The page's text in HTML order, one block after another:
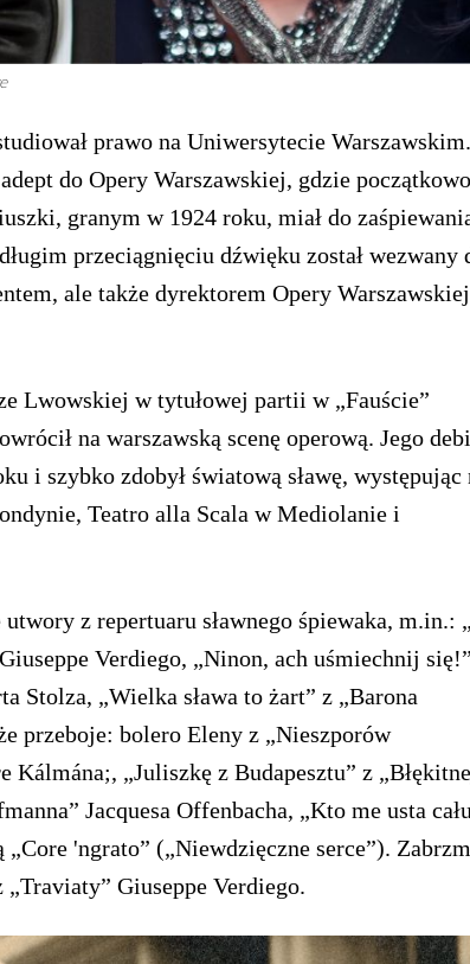
prawo na Uniwersytecie Warszawskim.
do Opery Warszawskiej, gdzie początkowo
granym w 1924 roku, miał do
przeciągnięciu dźwięku został wezwany
ale także dyrektorem Opery
Lwowskiej w tytułowej partii w „Fauście”
na warszawską scenę operową. Jego
i szybko zdobył światową sławę, występując
Teatro alla Scala w Mediolanie i
utwory z repertuaru sławnego śpiewaka, m.in.:
Verdiego, „Ninon, ach uśmiechnij się!”
Stolza, „Wielka sława to żart” z „Barona
przeboje: bolero Eleny z „Nieszporów
„Juliszkę z Budapesztu” z
Jacquesa Offenbacha, „Kto me usta
'ngrato” („Niewdzięczne serce”).
Giuseppe Verdiego.